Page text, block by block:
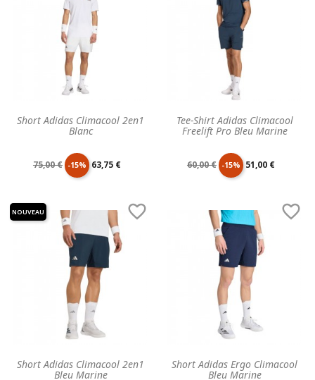
Short Adidas Climacool 2en1
Blanc
Prix
75,00 € -15% Prix
63,75 €
Tee-Shirt Adidas Climacool
Freelift Pro Bleu Marine
Prix
60,00 € -15% Prix
51,00 €
Short Adidas Climacool 2en1
Bleu Marine

NOUVEAU
Short Adidas Ergo Climacool
Bleu Marine
